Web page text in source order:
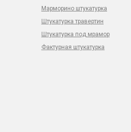
Марморино штукатурка
Штукатурка травертин
Штукатурка под мрамор
Фактурная штукатурка